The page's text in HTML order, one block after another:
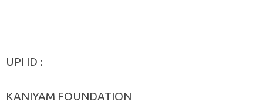
UPI ID :
KANIYAM FOUNDATION